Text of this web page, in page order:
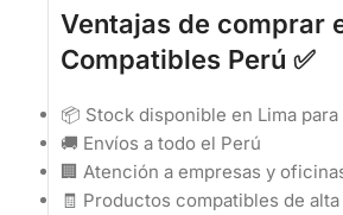
Ventajas de comprar
Compatibles Perú ✅
📦 Stock disponible en Lima
🚚 Envíos a todo el Perú
🏢 Atención a empresas y
🧾 Productos compatibles de